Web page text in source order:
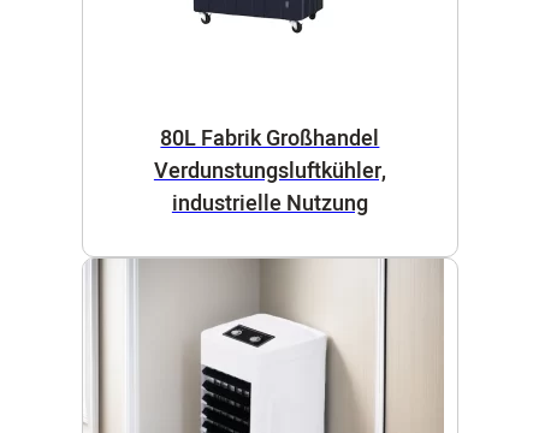
80L Fabrik Großhandel
Verdunstungsluftkühler,
industrielle Nutzung